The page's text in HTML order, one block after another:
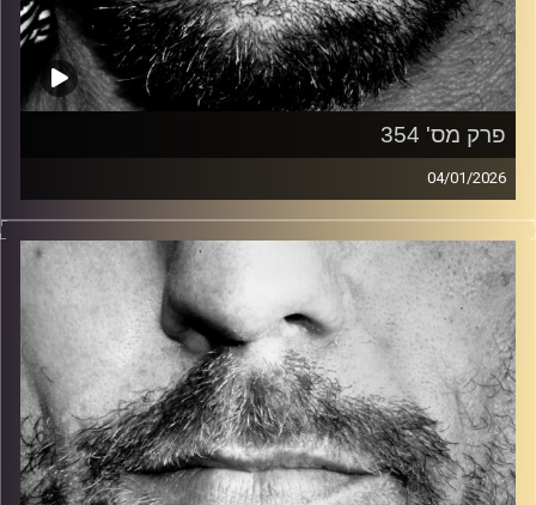
פרק מס' 354
04/01/2026
זיפים, מוזיקה מחוספסת של הופעות חיות. הרבה ג'אם, רוק,
בלוז, bluegrass, ג'אז, Fאנק, פרוגרסיב ואפילו אלקטרוניקה.
כל מה שחי, אמיתי ונושם.
עם שמוליק רגב.
קרדיט תמונות: David Goehring